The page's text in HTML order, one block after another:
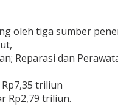
oleh tiga sumber
Reparasi dan
triliun
Rp2,79 triliun.